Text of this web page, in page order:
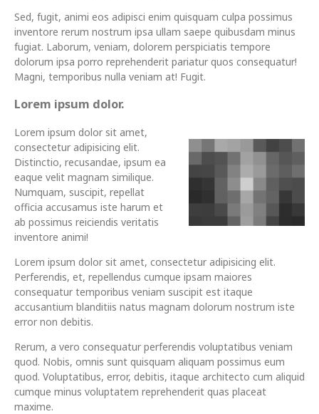
Sed, fugit, animi eos adipisci enim quisquam culpa possimus
inventore rerum nostrum ipsa ullam saepe quibusdam minus
fugiat. Laborum, veniam, dolorem perspiciatis tempore
dolorum ipsa porro reprehenderit pariatur quos consequatur!
Magni, temporibus nulla veniam at! Fugit.
Lorem ipsum dolor.
Lorem ipsum dolor sit amet,
consectetur adipisicing elit.
Distinctio, recusandae, ipsum ea
eaque velit magnam similique.
Numquam, suscipit, repellat
officia accusamus iste harum et
ab possimus reiciendis veritatis
inventore animi!
Lorem ipsum dolor sit amet, consectetur adipisicing elit.
Perferendis, et, repellendus cumque ipsam maiores
consequatur temporibus veniam suscipit est itaque
accusantium blanditiis natus magnam dolorum nostrum iste
error non debitis.
Rerum, a vero consequatur perferendis voluptatibus veniam
quod. Nobis, omnis sunt quisquam aliquam possimus eum
quod. Voluptatibus, error, debitis, itaque architecto cum aliquid
cumque minus voluptatem reprehenderit quas placeat
maxime.